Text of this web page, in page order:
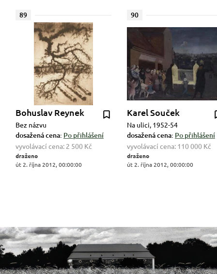
89
Bohuslav Reynek
Bez názvu
dosažená cena: Po přihlášení
vyvolávací cena: 2 500 Kč
draženo
út 2. října 2012, 00:00:00
90
Karel Souček
Na ulici, 1952-54
dosažená cena: Po přihlášení
vyvolávací cena: 110 000 Kč
draženo
út 2. října 2012, 00:00:00